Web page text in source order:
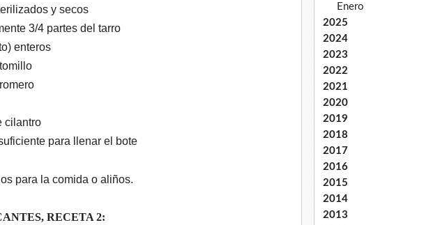
y secos
3/4 partes del tarro
enteros
cilantro
para llenar el bote
para la comida o aliños.
RECETA 2:
Enero
2025
2024
2023
2022
2021
2020
2019
2018
2017
2016
2015
2014
2013